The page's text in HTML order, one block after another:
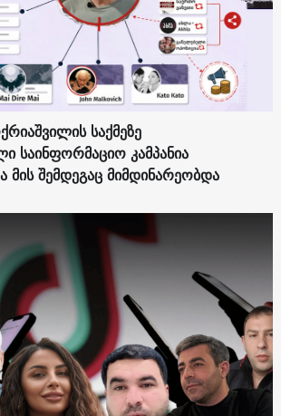
საქმეზე
საინფორმაციო კამპანია
მის შემდეგაც მიმდინარეობდა